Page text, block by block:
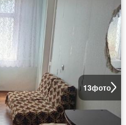
13фото